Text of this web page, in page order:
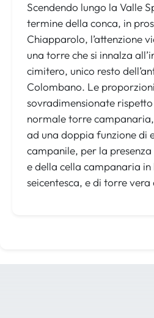
Scendendo lungo la Valle
termine della conca, in
Chiapparolo, l’attenzione
una torre che si innalza
cimitero, unico resto
Colombano. Le
sovradimensionate
normale torre
ad una doppia funzione di
campanile, per la
e della cella campanaria
seicentesca, e di torre